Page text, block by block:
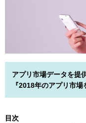
アプリ市場データを提
『2018年のアプリ市
目次